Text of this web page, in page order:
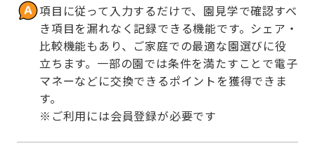
項目に従って入力するだけで、園見学で確認すべ
き項目を漏れなく記録できる機能です。シェア・
比較機能もあり、ご家庭での最適な園選びに役
立ちます。一部の園では条件を満たすことで電子
マネーなどに交換できるポイントを獲得できま
す。
※ご利用には会員登録が必要です